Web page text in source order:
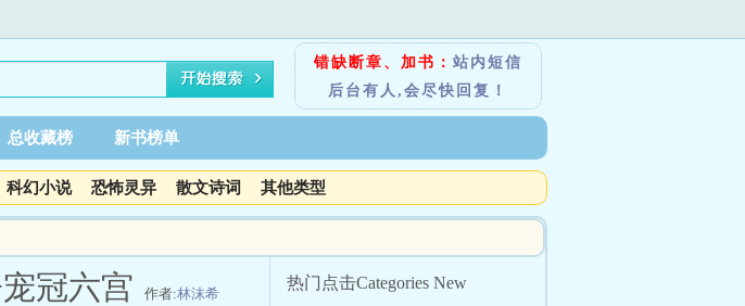
错缺断章、加书： 站内短信
后台有人,会尽快回复！
总收藏榜 新书榜单
科幻小说 恐怖灵异 散文诗词 其他类型
冠六宫 作者:林沫希
热门点击Categories New